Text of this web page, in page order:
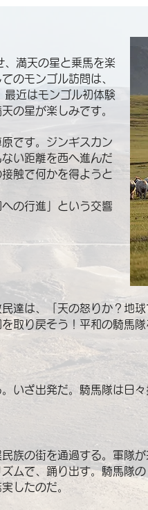
(4〜5月)は、スマホ漬けの
つも思う。しかし、最近
、竹は、筑後の山を席巻。
る。.
満天の星と乗馬を楽
のモンゴル訪問は、
近はモンゴル初体験
の星が楽しみです。
です。ジンギスカン
い距離を西へ進んだ
触で何かを得ようと
の行進」という交響
達は、「天の怒りか？地
取り戻そう！平和の騎馬
いざ出発だ。騎馬隊は日
族の街を通過する。軍隊
ムで、踊り出す。騎馬隊
したのだ。